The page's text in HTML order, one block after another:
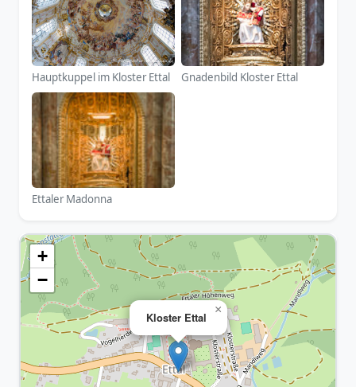
Hauptkuppel im Kloster Ettal Gnadenbild Kloster Ettal
Ettaler Madonna
Kloster Ettal
×
+
−